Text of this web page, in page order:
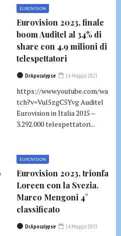
EUROVISION
Eurovision 2023, finale
boom Auditel al 34% di
share con 4.9 milioni di
telespettatori
DrApocalypse 14 Maggio 2023
https://www.youtube.com/wa
tch?v=Vul5zgC5Yvg Auditel
Eurovision in Italia 2015 –
3.292.000 telespettatori...
EUROVISION
Eurovision 2023, trionfa
Loreen con la Svezia.
Marco Mengoni 4°
classificato
DrApocalypse 14 Maggio 2023